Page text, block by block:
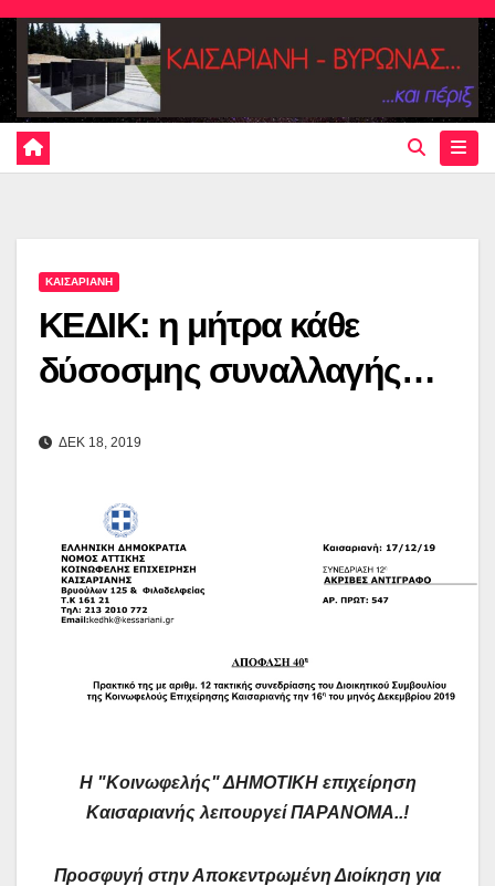
Skip
content
ΚΑΙΣΑΡΙΑΝΗ
ΚΕΔΙΚ: η μήτρα κάθε
δύσοσμης συναλλαγής…
ΔΕΚ 18, 2019
Η "Κοινωφελής" ΔΗΜΟΤΙΚΗ επιχείρηση
Καισαριανής λειτουργεί ΠΑΡΑΝΟΜΑ..!
Προσφυγή στην Αποκεντρωμένη Διοίκηση για